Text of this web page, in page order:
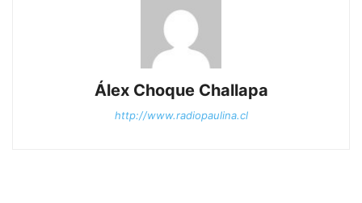
Álex Choque Challapa
http://www.radiopaulina.cl